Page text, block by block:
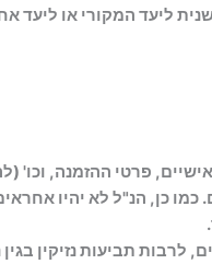
ליעד המקורי או ליעד
פרטי ההזמנה, וכו'
כן, הנ"ל לא יהיו
לרבות תביעות נזיקין